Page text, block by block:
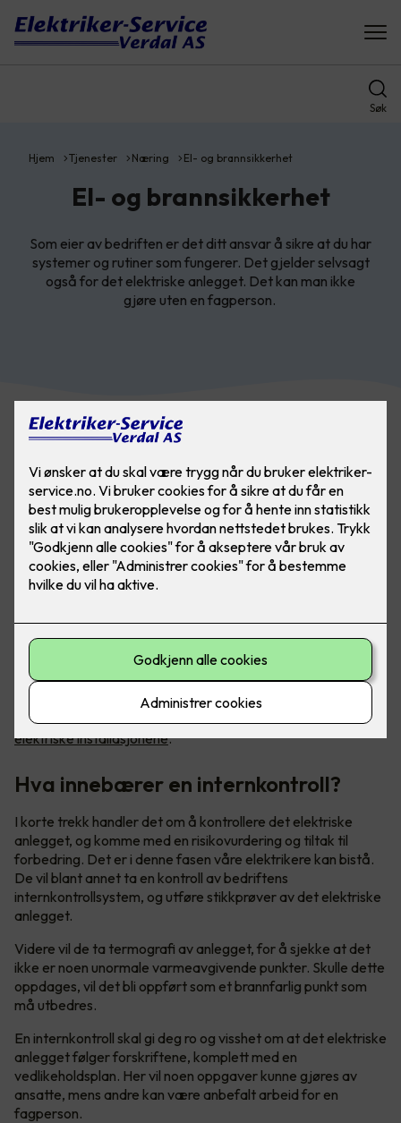
Søk
Hjem Tjenester Næring El- og brannsikkerhet
El- og brannsikkerhet
Som eier av bedriften er det ditt ansvar å sikre at du har
systemer og rutiner som fungerer. Det gjelder selvsagt
også for det elektriske anlegget. Det kan man ikke
gjøre uten en fagperson.
Internkontroll er et av de viktigste verktøyene du har for å
kvalitetssikre at regelverket etterleves –også til de
elektriske installasjonene.
Hva innebærer en internkontroll?
I korte trekk handler det om å kontrollere det elektriske
anlegget, og komme med en risikovurdering og tiltak til
forbedring. Det er i denne fasen våre elektrikere kan bistå.
De vil blant annet ta en kontroll av bedriftens
internkontrollsystem, og utføre stikkprøver av det elektriske
anlegget.
Videre vil de ta termografi av anlegget, for å sjekke at det
ikke er noen unormale varmeavgivende punkter. Skulle dette
oppdages, vil det bli oppført som et brannfarlig punkt som
må utbedres.
En internkontroll skal gi deg ro og visshet om at det elektriske
anlegget følger forskriftene, komplett med en
vedlikeholdsplan. Her vil noen oppgaver kunne gjøres av
ansatte, mens andre kan være anbefalt arbeid for en
fagperson.